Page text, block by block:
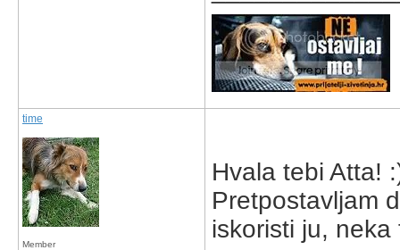
time
Member
Hvala tebi Atta!
Pretpostavljam
iskoristi ju,